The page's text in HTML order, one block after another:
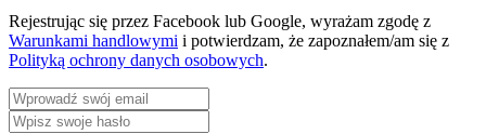
Rejestrując się przez Facebook lub Google, wyrażam zgodę z
Warunkami handlowymi i potwierdzam, że zapoznałem/am się z
Polityką ochrony danych osobowych.